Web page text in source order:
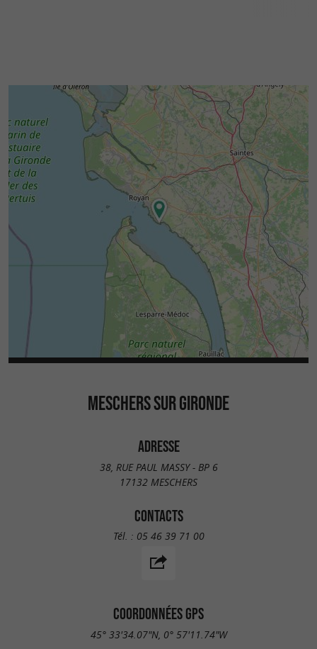
MESCHERS SUR GIRONDE
ADRESSE
38, RUE PAUL MASSY - BP 6
17132 MESCHERS
CONTACTS
Tél. : 05 46 39 71 00
COORDONNÉES GPS
45° 33'34.07"N, 0° 57'11.74"W